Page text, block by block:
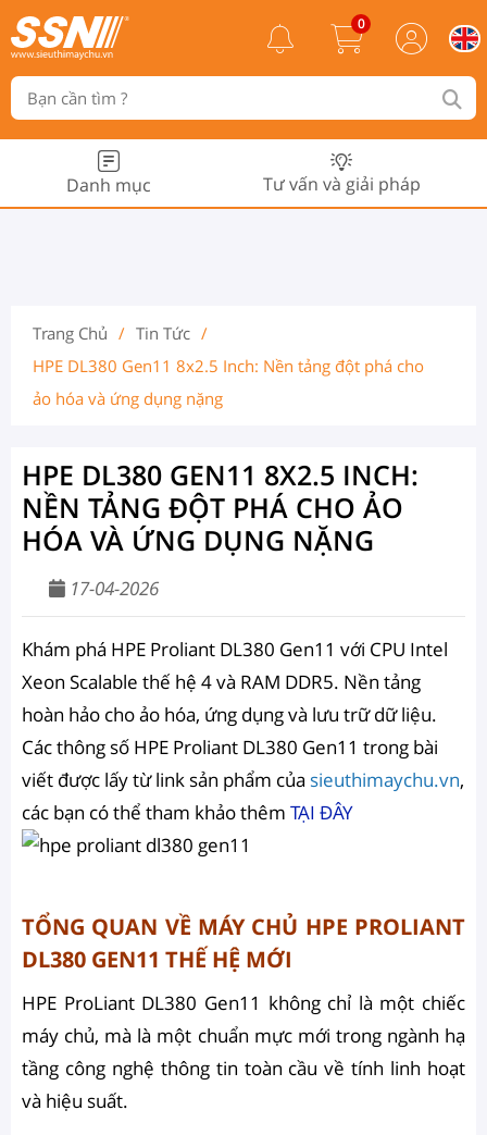
0
Danh mục Tư vấn và giải pháp
Trang Chủ / Tin Tức /
HPE DL380 Gen11 8x2.5 Inch: Nền tảng đột phá cho
ảo hóa và ứng dụng nặng
HPE DL380 GEN11 8X2.5 INCH:
NỀN TẢNG ĐỘT PHÁ CHO ẢO
HÓA VÀ ỨNG DỤNG NẶNG
17-04-2026
Khám phá HPE Proliant DL380 Gen11 với CPU Intel
Xeon Scalable thế hệ 4 và RAM DDR5. Nền tảng
hoàn hảo cho ảo hóa, ứng dụng và lưu trữ dữ liệu.
Các thông số HPE Proliant DL380 Gen11 trong bài
viết được lấy từ link sản phẩm của sieuthimaychu.vn,
các bạn có thể tham khảo thêm TẠI ĐÂY
TỔNG QUAN VỀ MÁY CHỦ HPE PROLIANT
DL380 GEN11 THẾ HỆ MỚI
HPE ProLiant DL380 Gen11 không chỉ là một chiếc
máy chủ, mà là một chuẩn mực mới trong ngành hạ
tầng công nghệ thông tin toàn cầu về tính linh hoạt
và hiệu suất.